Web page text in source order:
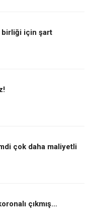
birliği için şart
çok daha maliyetli
çıkmış…